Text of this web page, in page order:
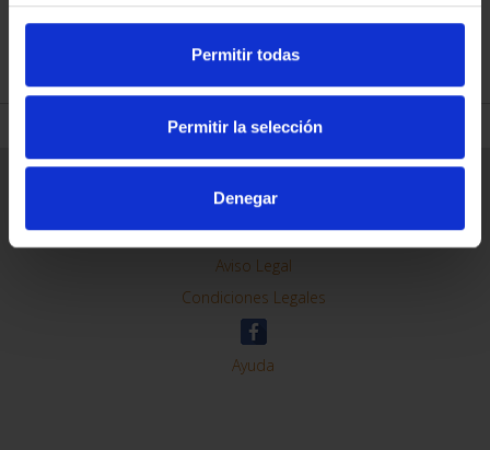
Permitir todas
Permitir la selección
Denegar
REFINAR
Contacto
Preguntas Frequentes (FAQs)
Aviso Legal
Condiciones Legales
Ayuda